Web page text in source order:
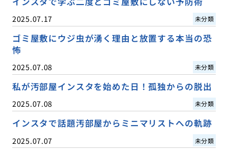
2025.07.17 未分類
ゴミ屋敷にウジ虫が湧く理由と放置する本当の恐
怖
2025.07.08 未分類
私が汚部屋インスタを始めた日！孤独からの脱出
2025.07.08 未分類
インスタで話題汚部屋からミニマリストへの軌跡
2025.07.07 未分類